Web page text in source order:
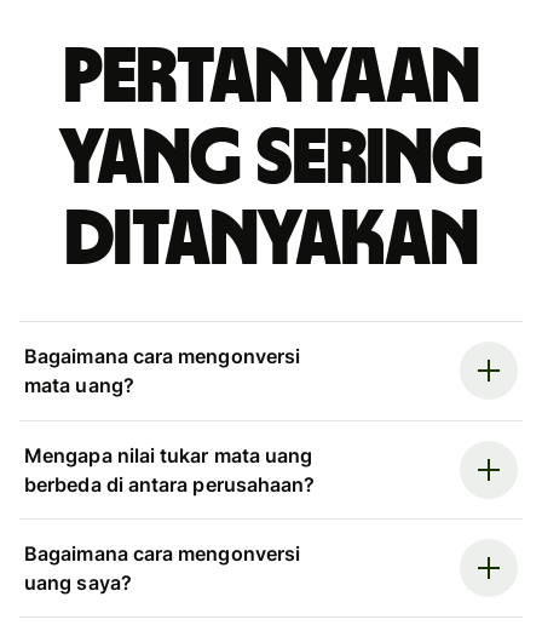
Pertanyaan
yang sering
ditanyakan
Bagaimana cara mengonversi
mata uang?
Mengapa nilai tukar mata uang
berbeda di antara perusahaan?
Bagaimana cara mengonversi
uang saya?